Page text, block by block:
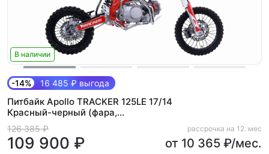
В наличии
-14% 16 485 ₽ выгода
Питбайк Apollo TRACKER 125LE 17/14
Красный-черный (фара,
электростартер)
126 385 ₽
109 900 ₽
рассрочка на 12. мес
от 10 365 ₽/мес.